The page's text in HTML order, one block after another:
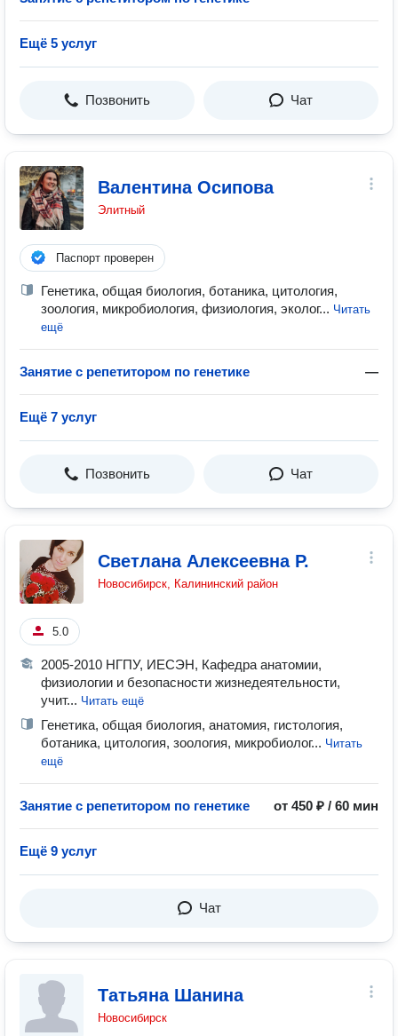
Ещё 5 услуг
Позвонить Чат
Валентина Осипова
Элитный
Паспорт проверен
Генетика, общая биология, ботаника, цитология,
зоология, микробиология, физиология, эколог... Читать
ещё
Занятие с репетитором по генетике —
Ещё 7 услуг
Позвонить Чат
Светлана Алексеевна Р.
Новосибирск, Калининский район
5.0
2005-2010 НГПУ, ИЕСЭН, Кафедра анатомии,
физиологии и безопасности жизнедеятельности,
учит... Читать ещё
Генетика, общая биология, анатомия, гистология,
ботаника, цитология, зоология, микробиолог... Читать
ещё
Занятие с репетитором по генетике от 450 ₽ / 60 мин
Ещё 9 услуг
Чат
Татьяна Шанина
Новосибирск